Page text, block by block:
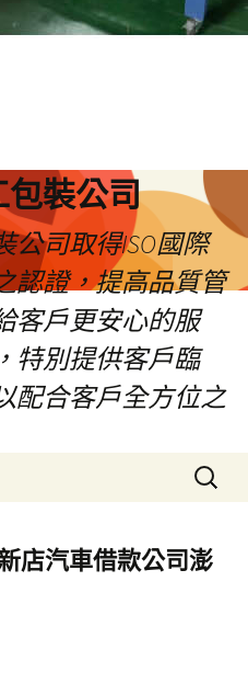
包裝公司
公司取得ISO國際
認證，提高品質管
客戶更安心的服
特別提供客戶臨
配合客戶全方位之
搜
尋
鍵
字:
店汽車借款公司澎